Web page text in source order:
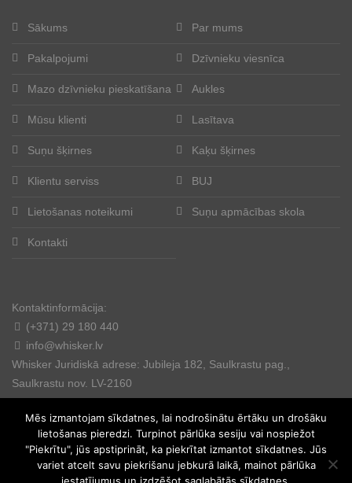
Sākums Par mums
Pakalpojumi Dzīvnieku viesnīca
Mazo dzīvnieku pieskatīšana Aukles
Mūsu klienti Lasītava
Suņu šķirnes Kaķu šķirnes
Klientu serviss BUJ
Lietošanas noteikumi Suņu apmācības skola
Kontakti
Kontaktinformācija:
(+371) 29 180 440
info@whisker.lv
Whisker Juridiskā adrese: Jubileja 182, Saulkrastu pag.,
Saulkrastu nov. LV-2160
© 2025. All rights reserved.
Mēs izmantojam sīkdatnes, lai nodrošinātu ērtāku un drošāku
lietošanas pieredzi. Turpinot pārlūka sesiju vai nospiežot
"Piekrītu", jūs apstiprināt, ka piekrītat izmantot sīkdatnes. Jūs
variet atcelt savu piekrišanu jebkurā laikā, mainot pārlūka